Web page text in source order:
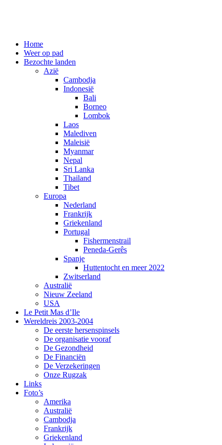
Spring
naar
inhoud
Home
Weer op pad
Bezochte landen
Azië
Cambodja
Indonesië
Bali
Borneo
Lombok
Laos
Malediven
Maleisië
Myanmar
Nepal
Sri Lanka
Thailand
Tibet
Europa
Nederland
Frankrijk
Griekenland
Portugal
Fishermenstrail
Peneda-Gerês
Spanje
Huttentocht en meer 2022
Zwitserland
Australië
Nieuw Zeeland
USA
Le Petit Mas d’Ile
Wereldreis 2003-2004
De eerste hersenspinsels
De organisatie vooraf
De Gezondheid
De Financiën
De Verzekeringen
Onze Rugzak
Links
Foto’s
Amerika
Australië
Cambodja
Frankrijk
Griekenland